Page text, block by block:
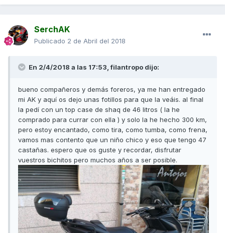
SerchAK
Publicado 2 de Abril del 2018
En 2/4/2018 a las 17:53,filantropo dijo:
bueno compañeros y demás foreros, ya me han entregado
mi AK y aquí os dejo unas fotillos para que la veáis. al final
la pedí con un top case de shaq de 46 litros ( la he
comprado para currar con ella ) y solo la he hecho 300 km,
pero estoy encantado, como tira, como tumba, como frena,
vamos mas contento que un niño chico y eso que tengo 47
castañas. espero que os guste y recordar, disfrutar
vuestros bichitos pero muchos años a ser posible.